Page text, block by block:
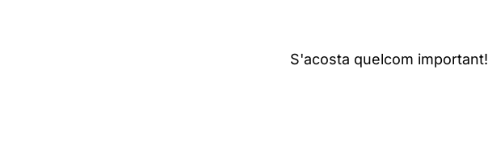
S'acosta quelcom